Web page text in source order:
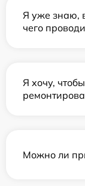
Я уже знаю,
чего
Я хочу,
Можно ли